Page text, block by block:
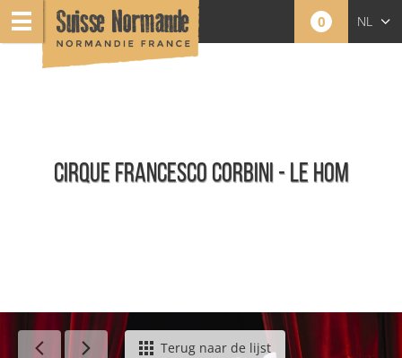
0 NL
CIRQUE FRANCESCO CORBINI - LE HOM
Agenda - NederlandsTerug naar de lijst